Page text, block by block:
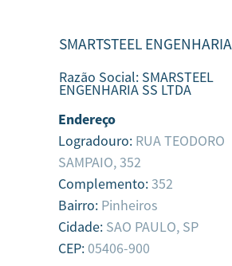
SMARTSTEEL ENGENHARIA
Razão Social: SMARSTEEL
ENGENHARIA SS LTDA
Endereço
Logradouro: RUA TEODORO
SAMPAIO, 352
Complemento:352
Bairro: Pinheiros
Cidade: SAO PAULO, SP
CEP: 05406-900